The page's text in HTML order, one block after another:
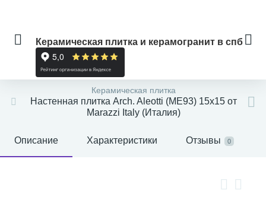
Керамическая плитка и керамогранит в спб
Керамическая плитка
Настенная плитка Arch. Aleotti (ME93) 15x15 от
Marazzi Italy (Италия)
Описание Характеристики Отзывы 0